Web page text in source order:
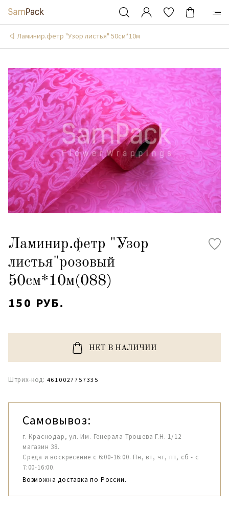
Ламинир.фетр "Узор листья" 50см*10м
Ламинир.фетр "Узор
листья"розовый
50см*10м(088)
150 РУБ.
НЕТ В НАЛИЧИИ
Штрих-код: 4610027757335
Самовывоз:
г. Краснодар, ул. Им. Генерала Трошева Г.Н. 1/12
магазин 38.
Среда и воскресение с 6:00-16:00. Пн, вт, чт, пт, сб - с
7:00-16:00.
Возможна доставка по России.